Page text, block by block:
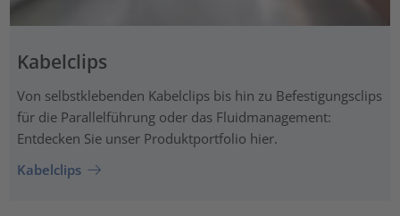
Kabelclips
Von selbstklebenden Kabelclips bis hin zu Befestigungsclips
für die Parallelführung oder das Fluidmanagement:
Entdecken Sie unser Produktportfolio hier.
Kabelclips